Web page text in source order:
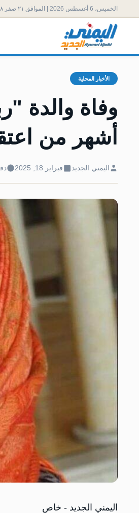
الخميس، 6 أغسطس 2026 | الموافق ٢١ صفر ١٤٤٨ هـ
الأخبار المحلية
أشهر من
اليمني الجديد فبراير 18, 2025
اليمني الجديد - خاص